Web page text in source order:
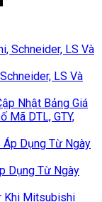
LS Và
Nhật Bảng Giá
Mã DTL, GTY,
Dụng Từ Ngày